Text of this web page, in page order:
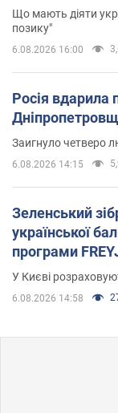
Що мають діяти
позику"
6.08.2026 16:00
Росія вдарила
Заигнуло четверо
6.08.2026 14:15
Зеленський
української балістики та
програми
У Києві
6.08.2026 14:58